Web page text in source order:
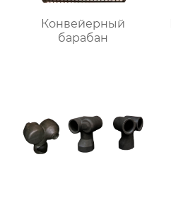
Конвейерный
барабан